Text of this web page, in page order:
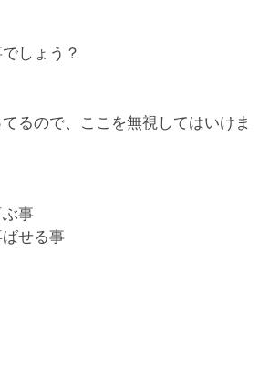
しょう？
るので、ここを無視してはいけま
事
せる事